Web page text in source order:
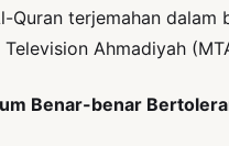
Quran terjemahan
Ahmadiyah
Benar-benar